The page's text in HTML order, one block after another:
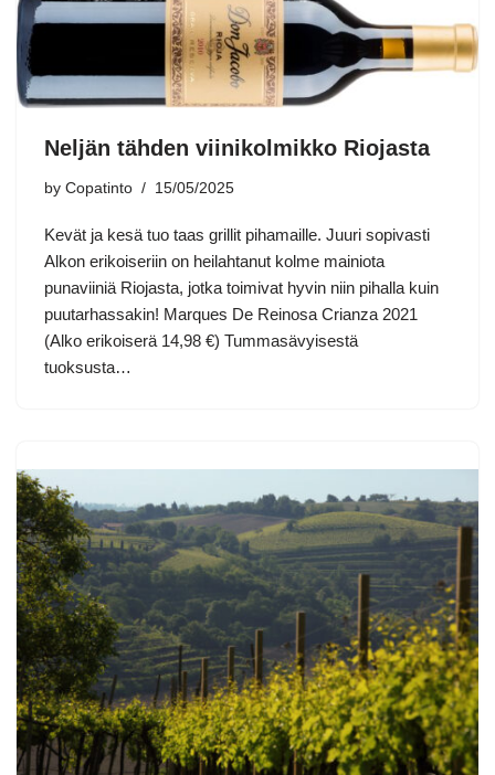
Neljän tähden viinikolmikko Riojasta
by Copatinto 15/05/2025
Kevät ja kesä tuo taas grillit pihamaille. Juuri sopivasti
Alkon erikoiseriin on heilahtanut kolme mainiota
punaviiniä Riojasta, jotka toimivat hyvin niin pihalla kuin
puutarhassakin! Marques De Reinosa Crianza 2021
(Alko erikoiserä 14,98 €) Tummasävyisestä
tuoksusta…